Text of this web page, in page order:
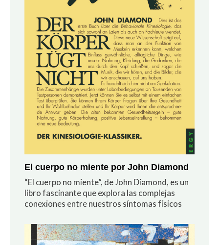
El cuerpo no miente por John Diamond
“El cuerpo no miente”, de John Diamond, es un
libro fascinante que explora las complejas
conexiones entre nuestros síntomas físicos